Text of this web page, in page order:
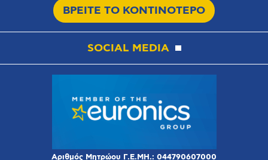
ΒΡΕΙΤΕ ΤΟ ΚΟΝΤΙΝΟΤΕΡΟ
SOCIAL MEDIA